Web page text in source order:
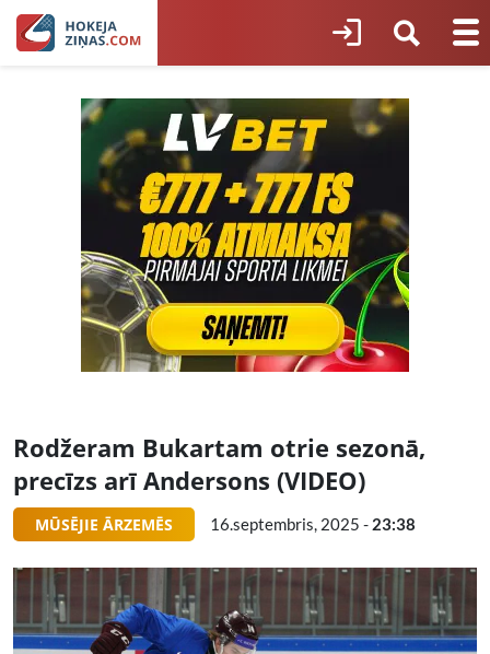
Rodžeram Bukartam otrie sezonā,
precīzs arī Andersons (VIDEO)
MŪSĒJIE ĀRZEMĒS 16.septembris, 2025 - 23:38